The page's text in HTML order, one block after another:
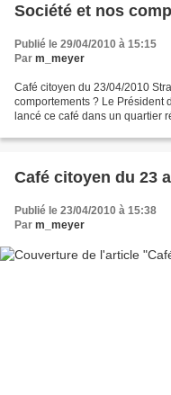
Société et nos
Publié le 29/04/2010 à 15:15
Par m_meyer
Café citoyen du 23/04/2010
comportements ? Le Président
lancé ce café dans un quartier
Café citoyen du 23
Publié le 23/04/2010 à 15:38
Par m_meyer